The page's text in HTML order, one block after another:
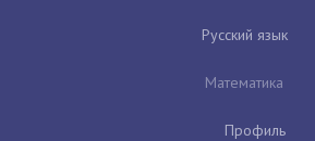
Русский язык
Математика
Профиль